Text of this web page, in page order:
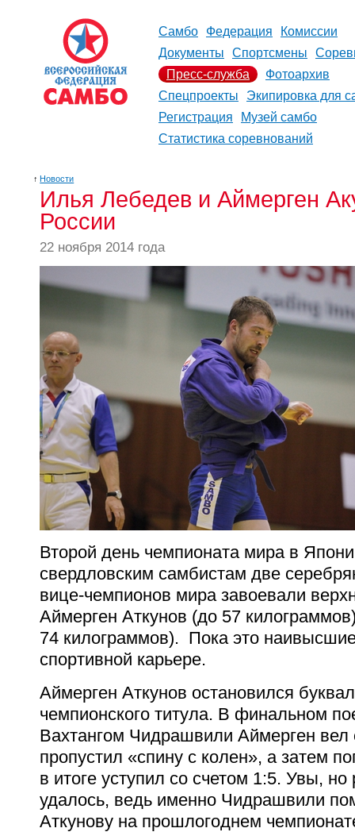
Самбо Федерация
Комиссии
Документы
Спортсмены
Пресс-служба
Фотоархив
Спецпроекты
Экипировка для
Регистрация
Музей самбо
Статистика соревнований
↑ Новости
Илья Лебедев и Аймерген
России
22 ноября 2014 года
Второй день чемпионата мира в
свердловским самбистам две
вице-чемпионов мира завоевали
Аймерген Аткунов (до 57
74 килограммов). Пока это
спортивной карьере.
Аймерген Аткунов остановился
чемпионского титула. В финальном
Вахтангом Чидрашвили Аймерген вел
пропустил «спину с колен», а затем
в итоге уступил со счетом 1:5. Увы,
удалось, ведь именно Чидрашвили
Аткунову на прошлогоднем